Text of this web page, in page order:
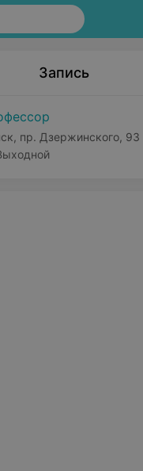
Запись
пр. Дзержинского, 93